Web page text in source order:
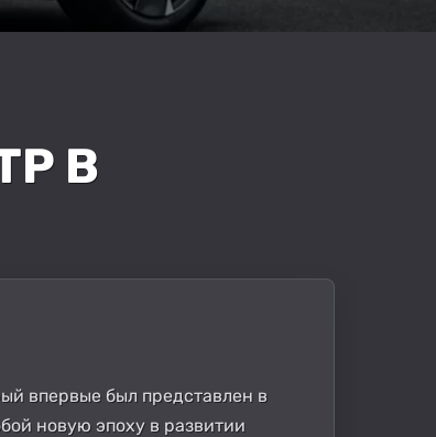
В
впервые был представлен в
новую эпоху в развитии